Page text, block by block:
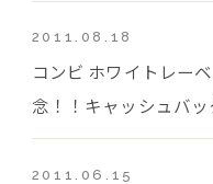
2011.08.18
コンビ ホワイトレー
念！！キャッシュバ
2011.06.15